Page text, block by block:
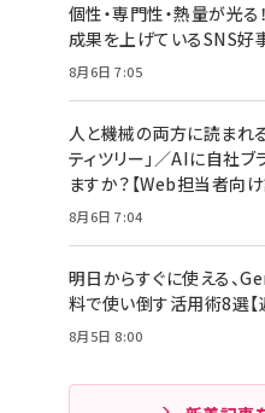
個性・専門性・熱量が光
成果を上げているSNS好
8月6日 7:05
人と機械の両方に読まれ
ティツリー」／AIに自社
ますか？【Web担当者向け
8月6日 7:04
明日からすぐに使える
料で使い倒す活用術8選【
8月5日 8:00